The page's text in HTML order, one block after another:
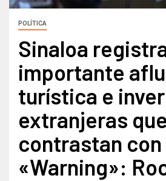
POLÍTICA
Sinaloa
importante
turística e
extranjeras que
contrastan con
«Warning»: